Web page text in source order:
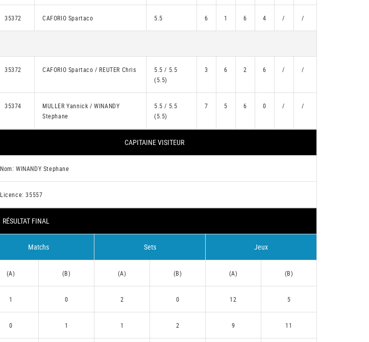
35372 CAFORIO Spartaco 5.5 6 1 6 4 / /
35372 CAFORIO Spartaco / REUTER Chris
5.5 / 5.5
(5.5)
3 6 2 6 / /
35374
MULLER Yannick / WINANDY
Stephane
5.5 / 5.5
(5.5)
7 5 6 0 / /
CAPITAINE VISITEUR
Nom: WINANDY Stephane
Licence: 35557
RÉSULTAT FINAL
Matchs Sets Jeux
(A) (B) (A) (B) (A) (B)
1 0 2 0 12 5
0 1 1 2 9 11